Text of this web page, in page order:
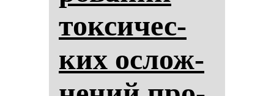
ток­си­чес­
ких ос­лож­